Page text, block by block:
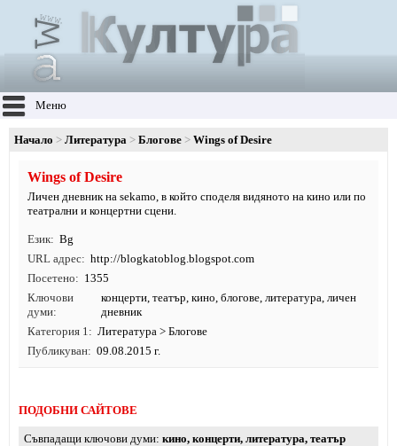
Меню
Начало Литература Блогове Wings of Desire
Wings of Desire
Личен дневник на sekamo, в който споделя видяното на кино или по
театрални и концертни сцени.
Език
Bg
URL адрес
http://blogkatoblog.blogspot.com
Посетено
1355
Ключови
думи
концерти,театър,кино,блогове,литература, личен
дневник
Категория 1
Литература > Блогове
Публикуван
09.08.2015 г.
ПОДОБНИ САЙТОВЕ
Съвпадащи ключови думи кино, концерти, литература, театър